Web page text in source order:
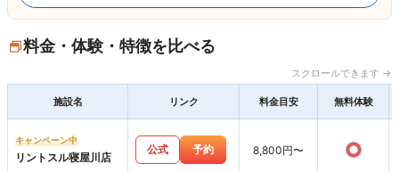
料金・体験・特徴を比べる
スクロールできます →
施設名 リンク 料金目安 無料体験
キャンペーン中
リントスル寝屋川店
公式 予約 8,800円〜 ○